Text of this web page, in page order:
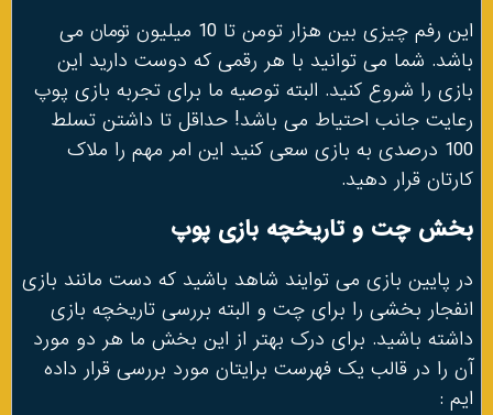
این رفم چیزی بین هزار تومن تا 10 میلیون تومان می
باشد. شما می توانید با هر رقمی که دوست دارید این
بازی را شروع کنید. البته توصیه ما برای تجربه بازی پوپ
رعایت جانب احتیاط می باشد! حداقل تا داشتن تسلط
100 درصدی به بازی سعی کنید این امر مهم را ملاک
کارتان قرار دهید.
بخش چت و تاریخچه بازی پوپ
در پایین بازی می توایند شاهد باشید که دست مانند بازی
انفجار بخشی را برای چت و البته بررسی تاریخچه بازی
داشته باشید. برای درک بهتر از این بخش ما هر دو مورد
آن را در قالب یک فهرست برایتان مورد بررسی قرار داده
ایم :